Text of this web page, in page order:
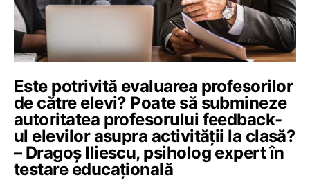
Este potrivită evaluarea profesorilor
de către elevi? Poate să submineze
autoritatea profesorului feedback-
ul elevilor asupra activității la clasă?
– Dragoș Iliescu, psiholog expert în
testare educațională